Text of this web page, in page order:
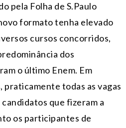
pela Folha de S.Paulo
formato tenha elevado
cursos concorridos,
dos
o último Enem. Em
todas as vagas
que fizeram a
os participantes de